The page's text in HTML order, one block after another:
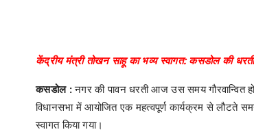
केंद्रीय मंत्री तोखन साहू का भव्य स्वागत: कसडोल की
कसडोल :नगर की पावन धरती आज उस समय
विधानसभा में आयोजित एक महत्वपूर्ण कार्यक्रम से लौटते
स्वागत किया गया।